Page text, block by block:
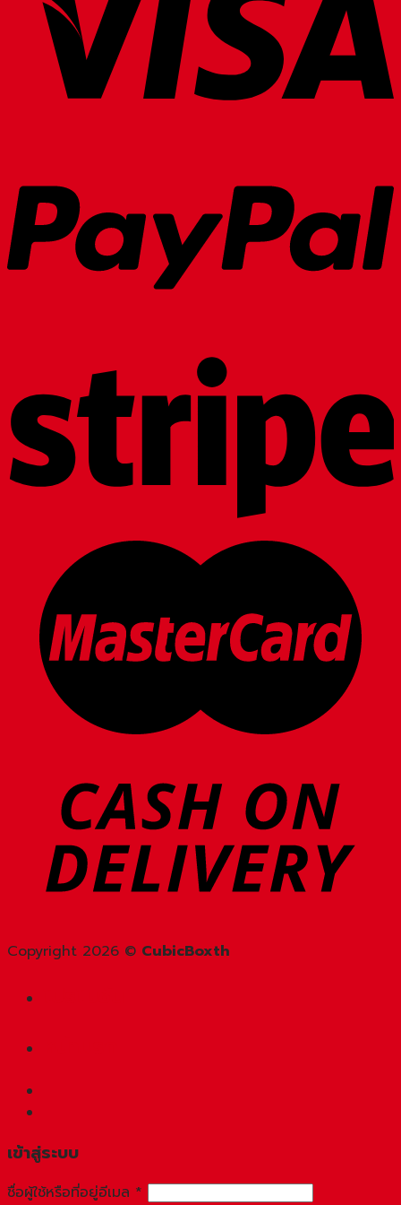
Copyright 2026 © CubicBoxth
เข้าสู่ระบบ
ชื่อผู้ใช้หรือที่อยู่อีเมล *